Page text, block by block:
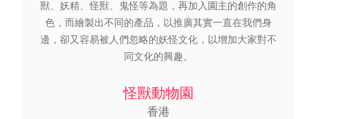
獸、妖精、怪獸、鬼怪等為題，再加入園主的創作的角
色，而繪製出不同的產品，以推廣其實一直在我們身
邊，卻又容易被人們忽略的妖怪文化，以增加大家對不
同文化的興趣。
怪獸動物園
香港